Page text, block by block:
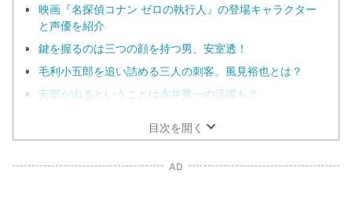
映画『名探偵コナン ゼロの執行人』の登場キャラクター
と声優を紹介
鍵を握るのは三つの顔を持つ男、安室透！
毛利小五郎を追い詰める三人の刺客。風見裕也とは？
安室が出るということは赤井秀一の活躍も？
目次を開く
AD